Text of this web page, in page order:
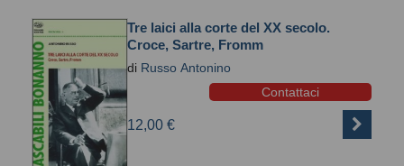
Tre laici alla corte del XX secolo.
Croce, Sartre, Fromm
di Russo Antonino
Contattaci
12,00 €